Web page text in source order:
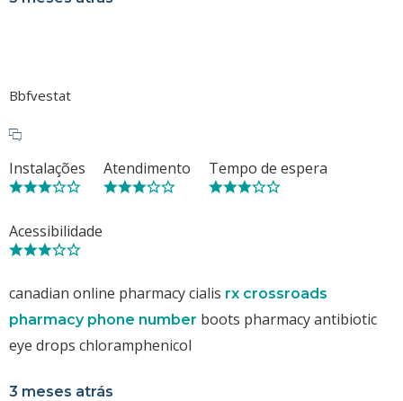
Bbfvestat
Instalações Atendimento Tempo de espera
Acessibilidade
canadian online pharmacy cialis rx crossroads
pharmacy phone number boots pharmacy antibiotic
eye drops chloramphenicol
3 meses atrás